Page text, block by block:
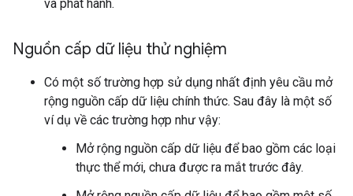
và phát hành.
Nguồn cấp dữ liệu thử nghiệm
Có một số trường hợp sử dụng nhất định yêu cầu mở
rộng nguồn cấp dữ liệu chính thức. Sau đây là một số
ví dụ về các trường hợp như vậy:
Mở rộng nguồn cấp dữ liệu để bao gồm các loại
thực thể mới, chưa được ra mắt trước đây.